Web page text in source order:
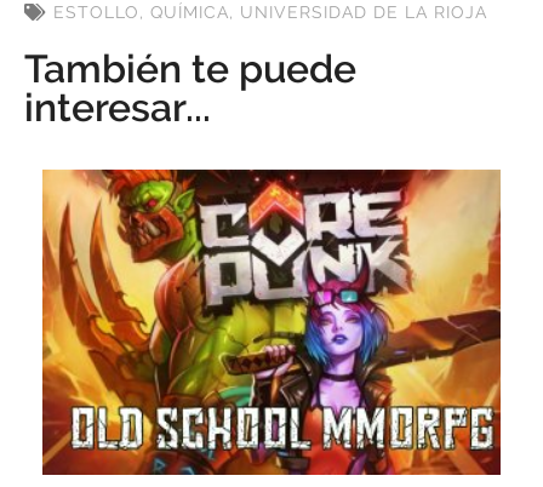
ESTOLLO, QUÍMICA, UNIVERSIDAD DE LA RIOJA
También te puede
interesar...